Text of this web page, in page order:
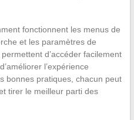
fonctionnent les menus de
et les paramètres de
d’accéder facilement
l’expérience
bonnes pratiques, chacun peut
tirer le meilleur parti des